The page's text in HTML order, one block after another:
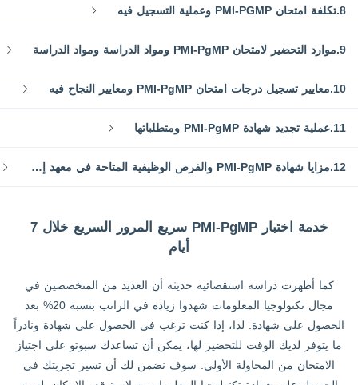
8.تكلفة امتحان PMI-PGMP وعملية التسجيل فيه
9.موارد التحضير لامتحان PMI-PgMP ومواد الدراسة ومواد الدراسة
10.معايير تسجيل درجات امتحان PMI-PgMP ومعايير النجاح فيه
11.عملية تجديد شهادة PMI-PgMP ومتطلباتها
12.مزايا شهادة PMI-PgMP والفرص الوظيفية المتاحة في معهد إدارة المشاريع (PMI-PgMP)
خدمة اختبار PMI-PgMP سريع المرور السريع خلال 7
أيام
كما أظهرت دراسة استقصائية حديثة أن العديد من المتخصصين في
مجال تكنولوجيا المعلومات شهدوا زيادة في الراتب بنسبة 20% بعد
الحصول على شهادة. لذا، إذا كنت ترغب في الحصول على شهادة ونادراً
ما يتوفر لديك الوقت للتحضير لها، يمكن أن تساعدك سبوتو على اجتياز
الامتحان من المحاولة الأولى. سوف نضمن لك أن تسير تجربتك في